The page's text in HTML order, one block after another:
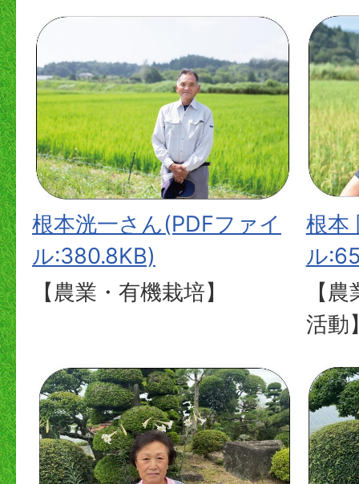
根本洸一さん(PDFファイ
ル:380.8KB)
【農業・有機栽培】
根本
ル
【
活動